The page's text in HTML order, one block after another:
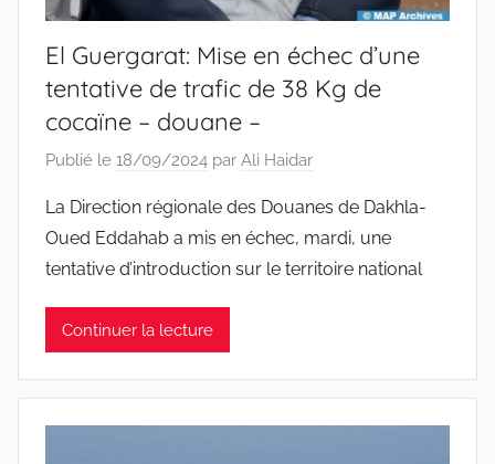
El Guergarat: Mise en échec d’une
tentative de trafic de 38 Kg de
cocaïne – douane –
Publié le 18/09/2024 par Ali Haidar
La Direction régionale des Douanes de Dakhla-
Oued Eddahab a mis en échec, mardi, une
tentative d’introduction sur le territoire national
Continuer la lecture